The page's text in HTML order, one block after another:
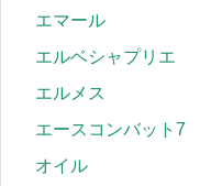
エマール
エルベシャプリエ
エルメス
エースコンバット7
オイル